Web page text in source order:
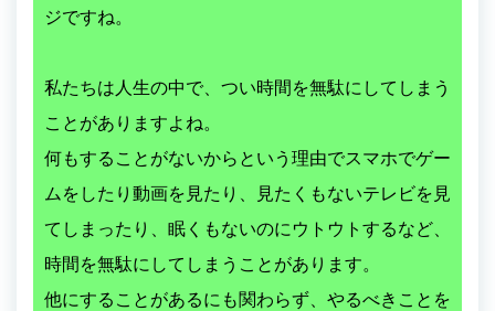
ジですね。
私たちは人生の中で、つい時間を無駄にしてしまう
ことがありますよね。
何もすることがないからという理由でスマホでゲー
ムをしたり動画を見たり、見たくもないテレビを見
てしまったり、眠くもないのにウトウトするなど、
時間を無駄にしてしまうことがあります。
他にすることがあるにも関わらず、やるべきことを